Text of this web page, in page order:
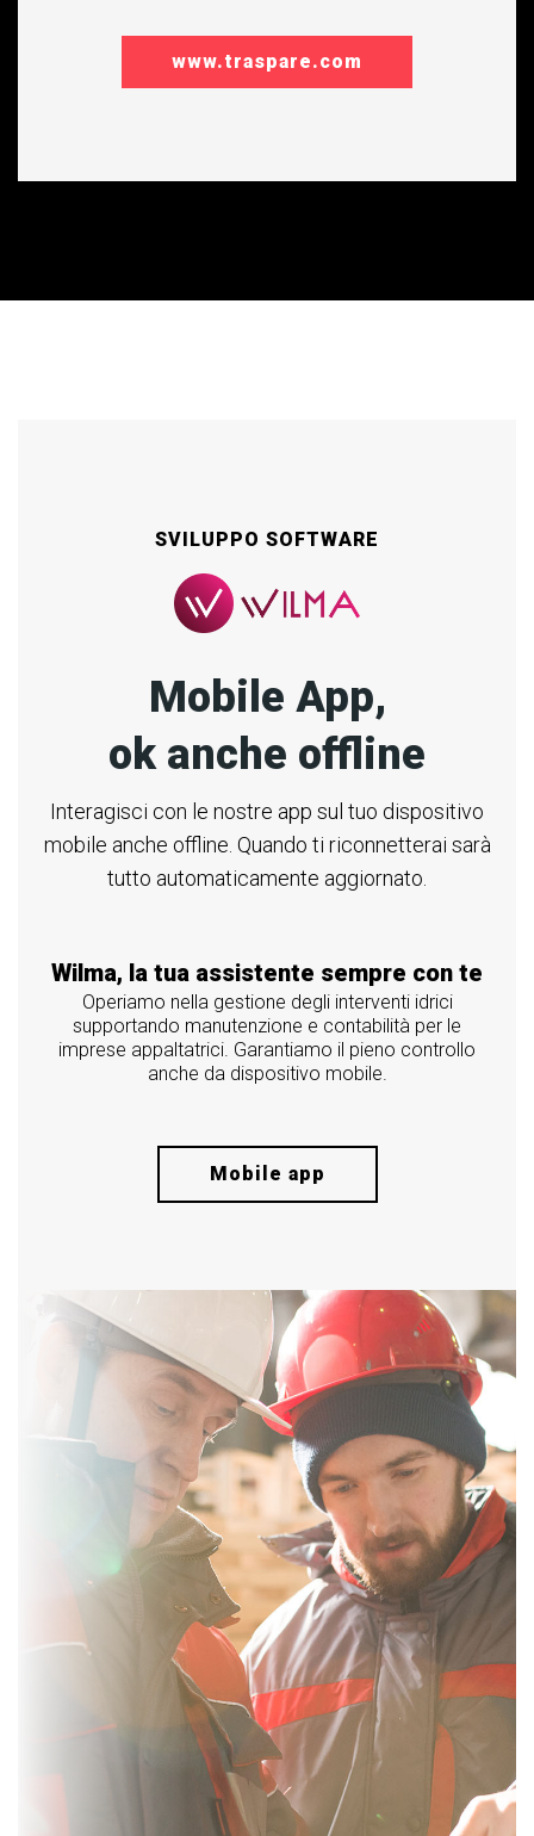
www.traspare.com
SVILUPPO SOFTWARE
Mobile App,
ok anche offline
Interagisci con le nostre app sul tuo dispositivo
mobile anche offline. Quando ti riconnetterai sarà
tutto automaticamente aggiornato.
Wilma, la tua assistente sempre con te
Operiamo nella gestione degli interventi idrici
supportando manutenzione e contabilità per le
imprese appaltatrici. Garantiamo il pieno controllo
anche da dispositivo mobile.
Mobile app